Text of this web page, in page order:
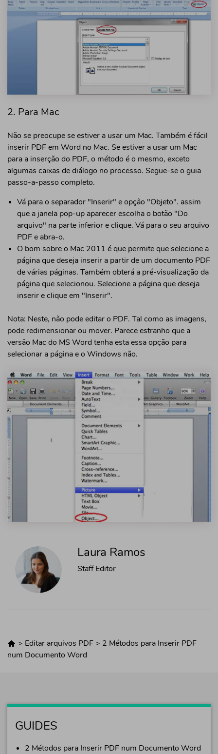
2. Para Mac
Não se preocupe se estiver a usar um Mac. Também é fácil
inserir PDF em Word no Mac. Se estiver a usar um Mac
para a inserção do PDF, o método é o mesmo, exceto
algumas caixas de diálogo no processo. Segue-se o guia
passo-a-passo completo.
Vá para o separador "Inserir" e opção "Objeto". assim
que a janela pop-up aparecer escolha o botão "Do
arquivo" na parte inferior e clique. Vá para o seu arquivo
PDF e abra-o.
O bom sobre o Mac 2011 é que permite que selecione a
página que deseja inserir a partir de um documento PDF
de várias páginas. Também obterá a pré-visualização da
página que selecionou. Selecione a página que deseja
inserir e clique em "Inserir".
Nota: Neste, não pode editar o PDF. Tal como as imagens,
pode redimensionar ou mover. Parece estranho que a
versão Mac do MS Word tenha esta essa opção para
selecionar a página e o Windows não.
Laura Ramos
Staff Editor
> Editar arquivos PDF > 2 Métodos para Inserir PDF
num Documento Word
GUIDES
2 Métodos para Inserir PDF num Documento Word